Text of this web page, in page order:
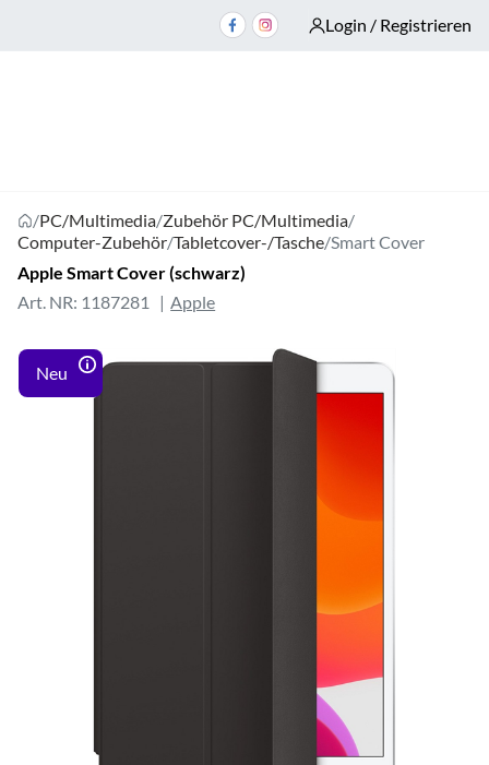
Login / Registrieren
/PC/Multimedia/Zubehör PC/Multimedia/
Computer-Zubehör/Tabletcover-/Tasche/Smart Cover
Apple Smart Cover (schwarz)
Art. NR: 1187281
Apple
Neu